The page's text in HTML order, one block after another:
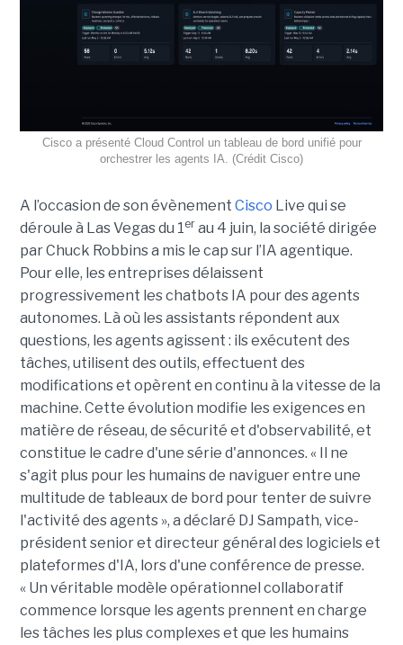
Cisco a présenté Cloud Control un tableau de bord unifié pour
orchestrer les agents IA. (Crédit Cisco)
A l’occasion de son évènement Cisco Live qui se
déroule à Las Vegas du 1erau 4 juin, la société dirigée
par Chuck Robbins a mis le cap sur l’IA agentique.
Pour elle, les entreprises délaissent
progressivement les chatbots IA pour des agents
autonomes. Là où les assistants répondent aux
questions, les agents agissent : ils exécutent des
tâches, utilisent des outils, effectuent des
modifications et opèrent en continu à la vitesse de la
machine. Cette évolution modifie les exigences en
matière de réseau, de sécurité et d'observabilité, et
constitue le cadre d'une série d'annonces. « Il ne
s'agit plus pour les humains de naviguer entre une
multitude de tableaux de bord pour tenter de suivre
l'activité des agents », a déclaré DJ Sampath, vice-
président senior et directeur général des logiciels et
plateformes d'IA, lors d'une conférence de presse.
« Un véritable modèle opérationnel collaboratif
commence lorsque les agents prennent en charge
les tâches les plus complexes et que les humains